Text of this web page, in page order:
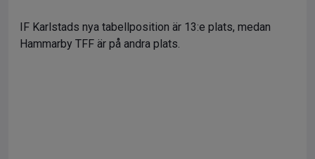
IF Karlstads nya tabellposition är 13:e plats, medan
Hammarby TFF är på andra plats.